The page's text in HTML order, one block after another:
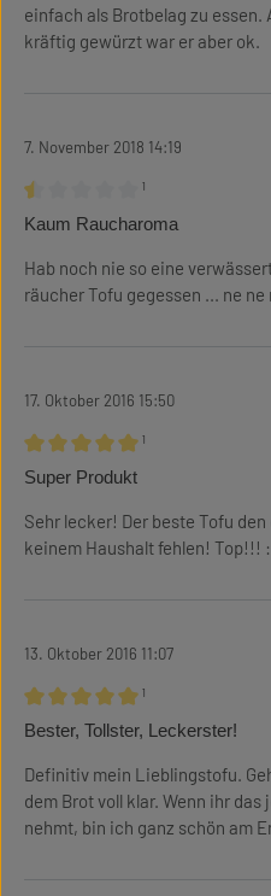
einfach als Brotbelag zu essen.
kräftig gewürzt war er aber ok.
7. November 2018 14:19
Bewertung mit 0.5 von 5 Sternen
¹
Kaum Raucharoma
Hab noch nie so eine
räucher Tofu gegessen ... ne ne
17. Oktober 2016 15:50
Bewertung mit 5 von 5 Sternen
¹
Super Produkt
Sehr lecker! Der beste Tofu
keinem Haushalt fehlen! Top!!!
13. Oktober 2016 11:07
Bewertung mit 5 von 5 Sternen
¹
Bester, Tollster, Leckerster!
Definitiv mein Lieblingstofu.
dem Brot voll klar. Wenn ihr
nehmt, bin ich ganz schön am